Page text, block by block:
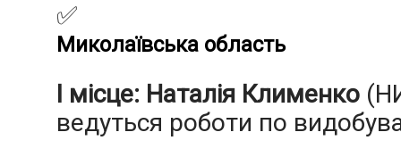
✅
Миколаївська область
І місце: Наталія Клименко
ведуться роботи по